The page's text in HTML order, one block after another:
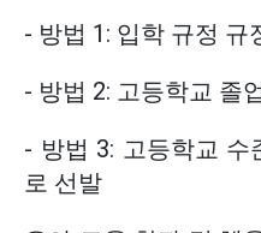
- 방법 1: 입학 규정 규
- 방법 2: 고등학교 졸
- 방법 3: 고등학교 수
로 선발